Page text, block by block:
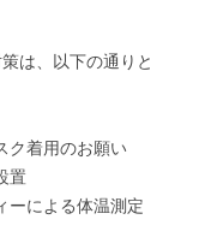
は、以下の通りと
ク着用のお願い
置
ーによる体温測定